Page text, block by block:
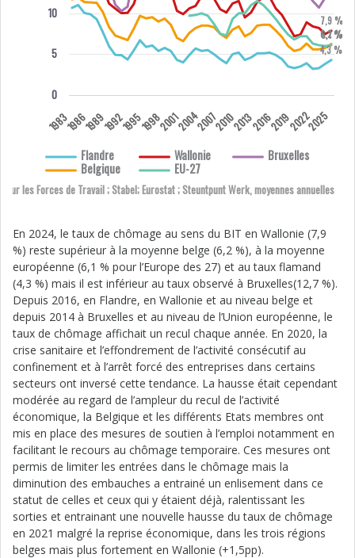
Flandre Wallonie
Bruxelles
Belgique
EU-27
0
5
10
sur les Forces de Travail ; Stabel; Eurostat ; Steuntpunt Werk, moyennes annuelles
198319861989199219951998200120042007201020132016201920222025
4,3 %
7,9 %
6,2 %
6,1 %
En 2024, le taux de chômage au sens du BIT en Wallonie (7,9
%) reste supérieur à la moyenne belge (6,2 %), à la moyenne
européenne (6,1 % pour l’Europe des 27) et au taux flamand
(4,3 %) mais il est inférieur au taux observé à Bruxelles(12,7 %).
Depuis 2016, en Flandre, en Wallonie et au niveau belge et
depuis 2014 à Bruxelles et au niveau de l’Union européenne, le
taux de chômage affichait un recul chaque année. En 2020, la
crise sanitaire et l’effondrement de l’activité consécutif au
confinement et à l’arrêt forcé des entreprises dans certains
secteurs ont inversé cette tendance. La hausse était cependant
modérée au regard de l’ampleur du recul de l’activité
économique, la Belgique et les différents Etats membres ont
mis en place des mesures de soutien à l’emploi notamment en
facilitant le recours au chômage temporaire. Ces mesures ont
permis de limiter les entrées dans le chômage mais la
diminution des embauches a entrainé un enlisement dans ce
statut de celles et ceux qui y étaient déjà, ralentissant les
sorties et entrainant une nouvelle hausse du taux de chômage
en 2021 malgré la reprise économique, dans les trois régions
belges mais plus fortement en Wallonie (+1,5pp).